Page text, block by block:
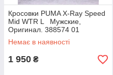
Кросовки PUMA X-Ray Speed
Mid WTR L Мужские,
Оригинал. 388574 01
Немає в наявності
1 950 ₴